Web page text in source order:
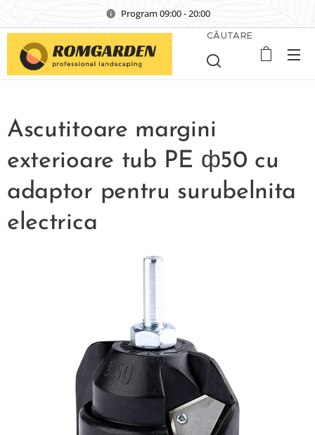
Program 09:00 - 20:00
CĂUTARE
Ascutitoare margini
exterioare tub PE ф50 cu
adaptor pentru surubelnita
electrica